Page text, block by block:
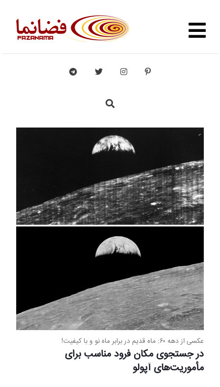
عکسی از دهه ۶۰: ماه قدیم در برابر ماه نو و با کیفیت!
در جستجوی مکان فرود مناسب برای
مأموریت‌های آپولو